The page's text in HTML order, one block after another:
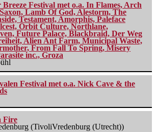
Breeze Festival met o.a. In Flames, Arch
Lamb Of God, Alestorm, The
Testament, Amorphis, Paleface
Orbit Culture, Northlane,
Future Palace, Blackbraid, Der Weg
Alien Ant Farm, Municipal Waste,
From Fall To Spring, Misery
inc., Groza
Festival met o.a. Nick Cave & the
Fire
(TivoliVredenburg (Utrecht))